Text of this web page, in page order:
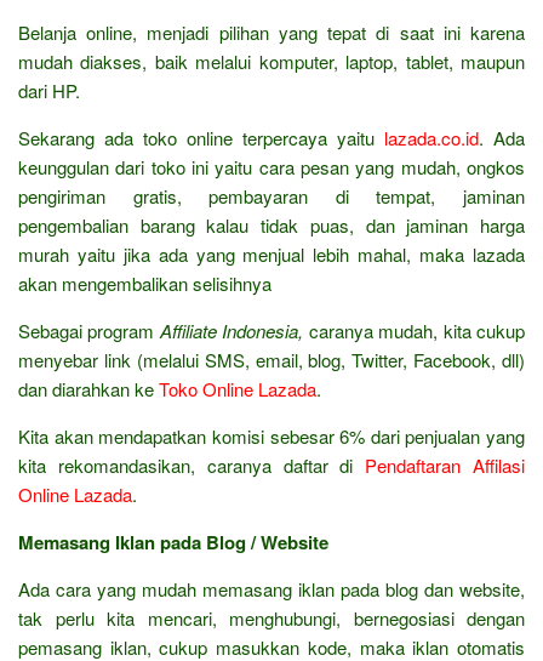
Belanja online, menjadi pilihan yang tepat di saat ini karena
mudah diakses, baik melalui komputer, laptop, tablet, maupun
dari HP.
Sekarang ada toko online terpercaya yaitu lazada.co.id. Ada
keunggulan dari toko ini yaitu cara pesan yang mudah, ongkos
pengiriman gratis, pembayaran di tempat, jaminan
pengembalian barang kalau tidak puas, dan jaminan harga
murah yaitu jika ada yang menjual lebih mahal, maka lazada
akan mengembalikan selisihnya
Sebagai program Affiliate Indonesia, caranya mudah, kita cukup
menyebar link (melalui SMS, email, blog, Twitter, Facebook, dll)
dan diarahkan keToko Online Lazada.
Kita akan mendapatkan komisi sebesar 6% dari penjualan yang
kita rekomandasikan, caranya daftar di Pendaftaran Affilasi
Online Lazada.
Memasang Iklan pada Blog / Website
Ada cara yang mudah memasang iklan pada blog dan website,
tak perlu kita mencari, menghubungi, bernegosiasi dengan
pemasang iklan, cukup masukkan kode, maka iklan otomatis